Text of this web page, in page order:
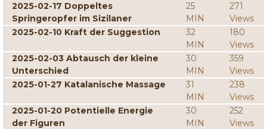
2025-02-17 Doppeltes
Springeropfer im Sizilaner
25
MIN
271
Views
2025-02-10 Kraft der Suggestion
32
MIN
180
Views
2025-02-03 Abtausch der kleine
Unterschied
30
MIN
359
Views
2025-01-27 Katalanische Massage
31
MIN
238
Views
2025-01-20 Potentielle Energie
der Figuren
30
MIN
252
Views